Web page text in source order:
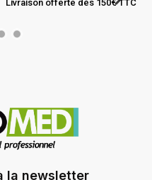
Livraison offerte dès 150€ TTC
la newsletter